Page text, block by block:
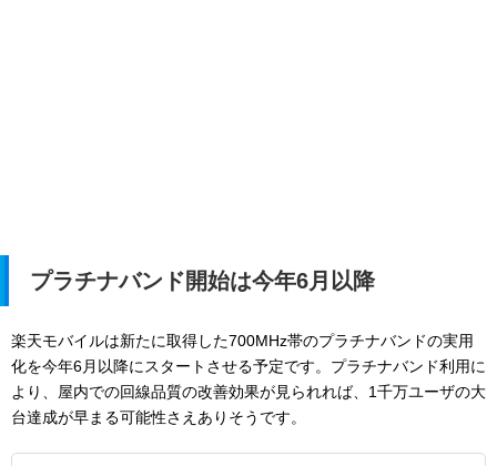
プラチナバンド開始は今年6月以降
楽天モバイルは新たに取得した700MHz帯のプラチナバンドの実用
化を今年6月以降にスタートさせる予定です。プラチナバンド利用に
より、屋内での回線品質の改善効果が見られれば、1千万ユーザの大
台達成が早まる可能性さえありそうです。